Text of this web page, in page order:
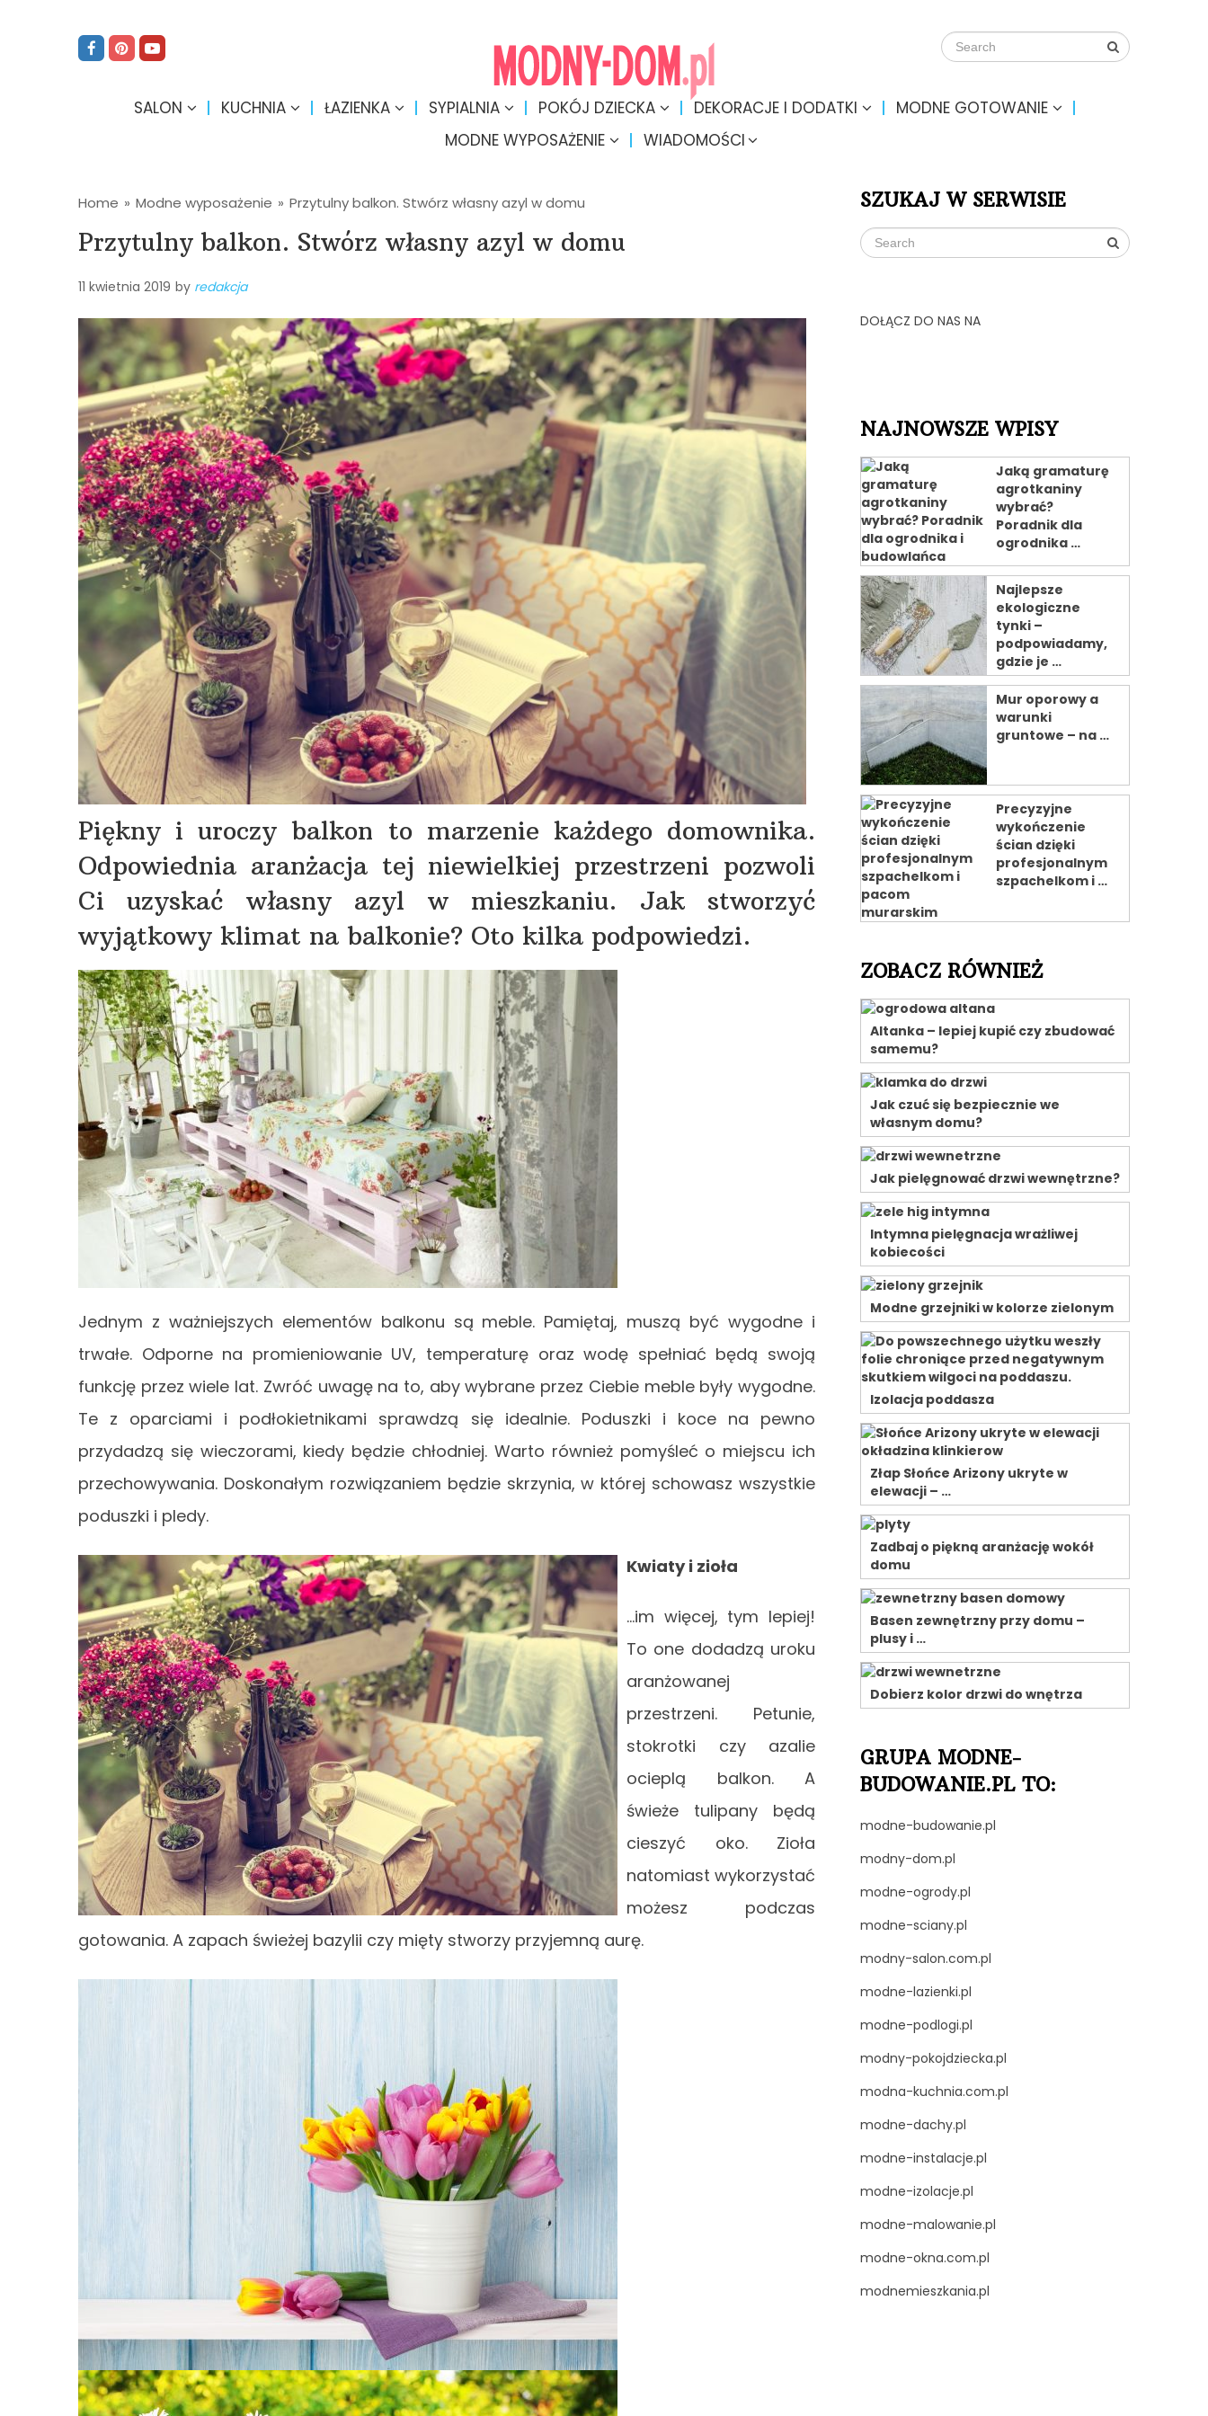
SALON KUCHNIA ŁAZIENKA SYPIALNIA POKÓJ DZIECKA DEKORACJE I DODATKI
MODNE GOTOWANIE
MODNE WYPOSAŻENIE
WIADOMOŚCI
Home » Modne wyposażenie » Przytulny balkon. Stwórz własny azyl w domu
Przytulny balkon. Stwórz własny azyl w domu
11 kwietnia 2019 by redakcja
Piękny i uroczy balkon to marzenie każdego domownika.
Odpowiednia aranżacja tej niewielkiej przestrzeni pozwoli
Ci uzyskać własny azyl w mieszkaniu. Jak stworzyć
wyjątkowy klimat na balkonie? Oto kilka podpowiedzi.
Jednym z ważniejszych elementów balkonu są meble. Pamiętaj, muszą być wygodne i
trwałe. Odporne na promieniowanie UV, temperaturę oraz wodę spełniać będą swoją
funkcję przez wiele lat. Zwróć uwagę na to, aby wybrane przez Ciebie meble były wygodne.
Te z oparciami i podłokietnikami sprawdzą się idealnie. Poduszki i koce na pewno
przydadzą się wieczorami, kiedy będzie chłodniej. Warto również pomyśleć o miejscu ich
przechowywania. Doskonałym rozwiązaniem będzie skrzynia, w której schowasz wszystkie
poduszki i pledy.
Kwiaty i zioła
…im więcej, tym lepiej!
To one dodadzą uroku
aranżowanej
przestrzeni. Petunie,
stokrotki czy azalie
ocieplą balkon. A
świeże tulipany będą
cieszyć oko. Zioła
natomiast wykorzystać
możesz podczas
gotowania. A zapach świeżej bazylii czy mięty stworzy przyjemną aurę.
SZUKAJ W SERWISIE
DOŁĄCZ DO NAS NA
NAJNOWSZE WPISY
Jaką gramaturę
agrotkaniny
wybrać?
Poradnik dla
ogrodnika …
Najlepsze
ekologiczne
tynki –
podpowiadamy,
gdzie je …
Mur oporowy a
warunki
gruntowe – na …
Precyzyjne
wykończenie
ścian dzięki
profesjonalnym
szpachelkom i …
ZOBACZ RÓWNIEŻ
Altanka – lepiej kupić czy zbudować
samemu?
Jak czuć się bezpiecznie we
własnym domu?
Jak pielęgnować drzwi wewnętrzne?
Intymna pielęgnacja wrażliwej
kobiecości
Modne grzejniki w kolorze zielonym
Izolacja poddasza
Złap Słońce Arizony ukryte w
elewacji – …
Zadbaj o piękną aranżację wokół
domu
Basen zewnętrzny przy domu –
plusy i …
Dobierz kolor drzwi do wnętrza
GRUPA MODNE-
BUDOWANIE.PL TO:
modne-budowanie.pl
modny-dom.pl
modne-ogrody.pl
modne-sciany.pl
modny-salon.com.pl
modne-lazienki.pl
modne-podlogi.pl
modny-pokojdziecka.pl
modna-kuchnia.com.pl
modne-dachy.pl
modne-instalacje.pl
modne-izolacje.pl
modne-malowanie.pl
modne-okna.com.pl
modnemieszkania.pl